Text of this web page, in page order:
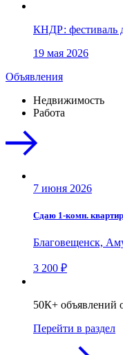
КНДР: фестиваль
19 мая 2026
Объявления
Недвижимость
Работа
7 июня 2026
Сдаю 1-комн.
Благовещенск,
3 200 ₽
50К+ объявлений
Перейти в раздел